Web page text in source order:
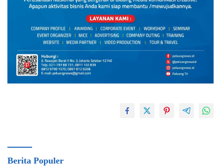
Berita Populer